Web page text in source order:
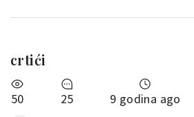
crtići
50 25 9 godina ago